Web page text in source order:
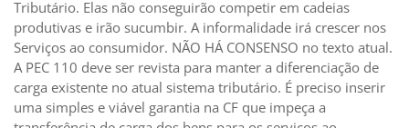
Tributário. Elas não conseguirão competir em cadeias
produtivas e irão sucumbir. A informalidade irá crescer nos
Serviços ao consumidor. NÃO HÁ CONSENSO no texto atual.
A PEC 110 deve ser revista para manter a diferenciação de
carga existente no atual sistema tributário. É preciso inserir
uma simples e viável garantia na CF que impeça a